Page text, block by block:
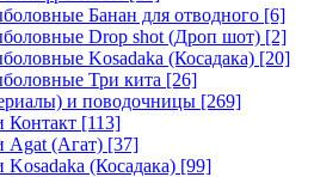
Банан для отводного [6]
Drop shot (Дроп шот) [2]
Kosadaka (Косадака) [20]
Три кита [26]
и поводочницы [269]
Контакт [113]
Agat (Агат) [37]
(Косадака) [99]